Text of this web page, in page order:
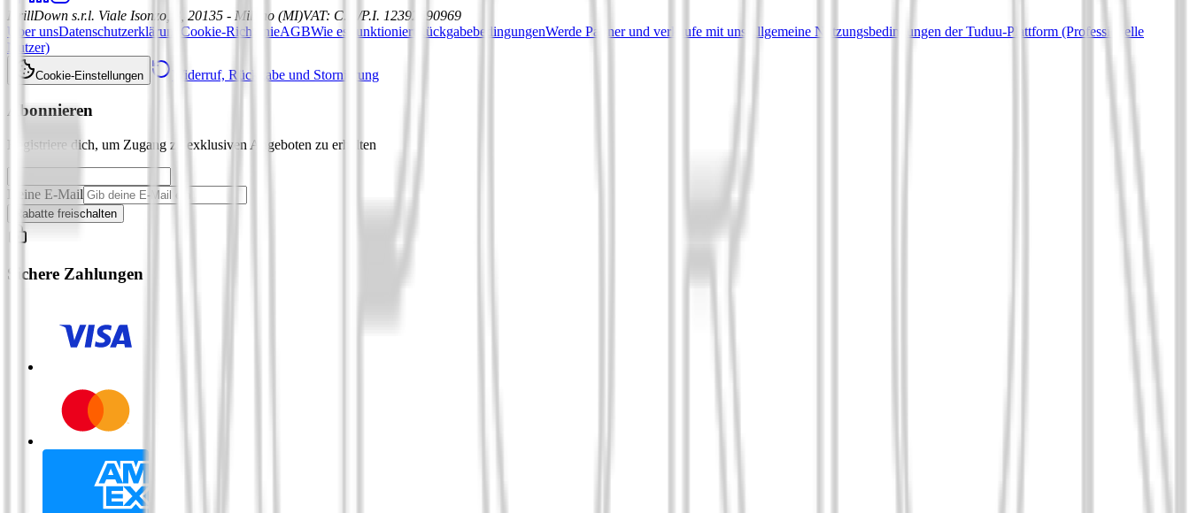
DrillDown s.r.l. Viale Isonzo, 8, 20135 - Milano (MI)VAT: C.F./P.I. 12392590969
Über unsDatenschutzerklärung Cookie-RichtlinieAGBWie es funktioniert RückgabebedingungenWerde Partner und verkaufe mit uns
Allgemeine Nutzungsbedingungen der Tuduu-Plattform (Professionelle
Nutzer)
Cookie-Einstellungen Widerruf, Rückgabe und Stornierung
Abonnieren
Registriere dich, um Zugang zu exklusiven Angeboten zu erhalten
Deine E-Mail
Rabatte freischalten
Sichere Zahlungen